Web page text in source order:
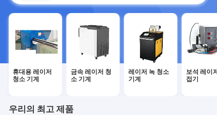
휴대용 레이저
청소 기계
금속 레이저 청
소 기계
레이저 녹 청소
기계
보석 레이
접기
우리의 최고 제품